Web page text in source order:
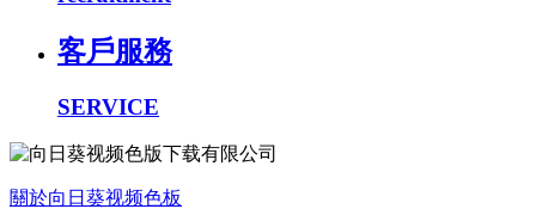
客戶服務
SERVICE
關於向日葵视频色板